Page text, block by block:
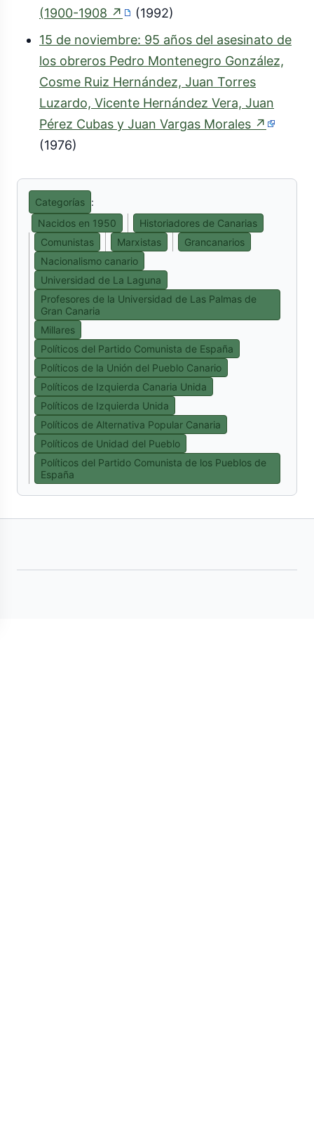
(1900-1908 ↗ (enlace
externo)
(1992)
15 de noviembre: 95 años del asesinato de
los obreros Pedro Montenegro González,
Cosme Ruiz Hernández, Juan Torres
Luzardo, Vicente Hernández Vera, Juan
Pérez Cubas y Juan Vargas Morales ↗ (enlace
(1976)
Categorías :
Nacidos en 1950
Historiadores de Canarias
Comunistas
Marxistas
Grancanarios
Nacionalismo canario
Universidad de La Laguna
Profesores de la Universidad de Las Palmas de
Gran Canaria
Millares
Políticos del Partido Comunista de España
Políticos de la Unión del Pueblo Canario
Políticos de Izquierda Canaria Unida
Políticos de Izquierda Unida
Políticos de Alternativa Popular Canaria
Políticos de Unidad del Pueblo
Políticos del Partido Comunista de los Pueblos de
España